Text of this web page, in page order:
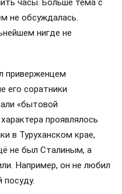
часы. Больше тема с
не обсуждалась.
нигде не
приверженцем
его соратники
«бытовой
проявлялось
в Туруханском крае,
не был Сталиным, а
Например, он не любил